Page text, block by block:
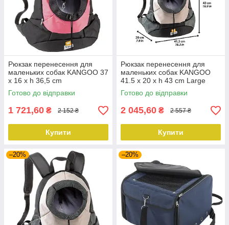
Рюкзак перенесення для
маленьких собак KANGOO 37
x 16 x h 36,5 cm
Готово до відправки
1 721,60 ₴ 2 152 ₴
Купити
Рюкзак перенесення для
маленьких собак KANGOO
41.5 x 20 x h 43 cm Large
сірий
Готово до відправки
2 045,60 ₴ 2 557 ₴
Купити
–20% –20%